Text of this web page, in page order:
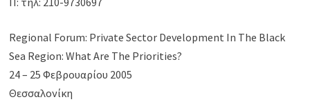
Regional Forum: Private Sector Development In The Black
Sea Region: What Are The Priorities?
24 – 25 Φεβρουαρίου 2005
Θεσσαλονίκη